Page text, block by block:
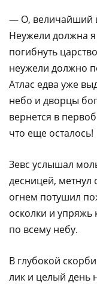
— О, величайший
Неужели должна
погибнуть
неужели должно
Атлас едва уже
небо и дворцы
вернется в
что еще осталось!
Зевс услышал
десницей,
огнем потушил
осколки и
по всему небу.
В глубокой
лик и целый день